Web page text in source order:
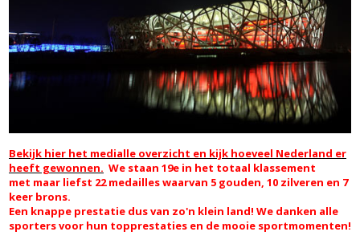
Bekijk hier het medialle overzicht en kijk hoeveel Nederland er
heeft gewonnen. We staan 19e in het totaal klassement
met maar liefst 22 medailles waarvan 5 gouden, 10 zilveren en 7
keer brons.
Een knappe prestatie dus van zo'n klein land! We danken alle
sporters voor hun topprestaties en de mooie sportmomenten!